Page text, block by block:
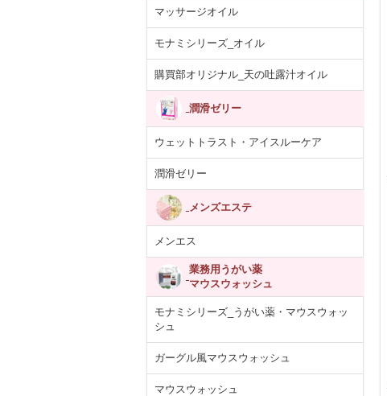
マッサージオイル
モナミシリーズ_オイル
購買部オリジナル_天の吐露汁オイル
潤滑ゼリー
ウェットトラスト・アイスルーケア
潤滑ゼリー
メンズエステ
メンエス
業務用うがい薬
マウスウォッシュ
モナミシリーズ_うがい薬・マウスウォッ
シュ
ガーグル風マウスウォッシュ
マウスウォッシュ